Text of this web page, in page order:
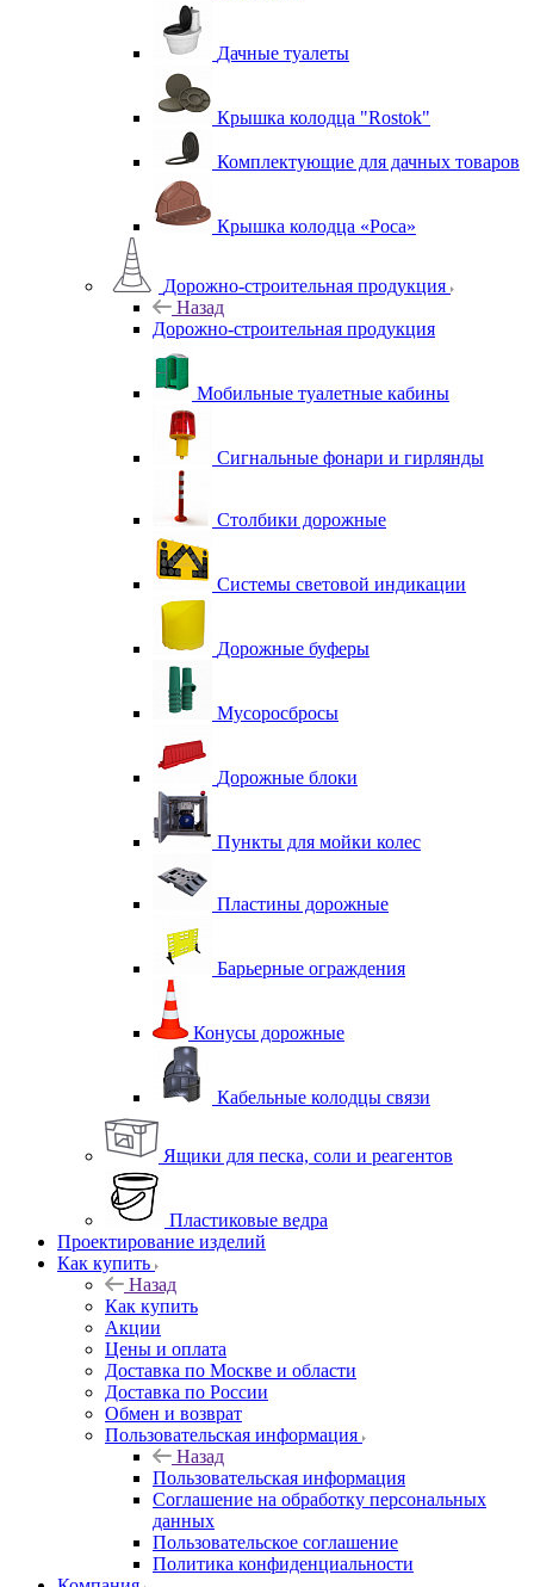
Дачные туалеты
Крышка колодца "Rostok"
Комплектующие для дачных товаров
Крышка колодца «Роса»
Дорожно-строительная продукция
Назад
Дорожно-строительная продукция
Мобильные туалетные кабины
Сигнальные фонари и гирлянды
Столбики дорожные
Системы световой индикации
Дорожные буферы
Мусоросбросы
Дорожные блоки
Пункты для мойки колес
Пластины дорожные
Барьерные ограждения
Конусы дорожные
Кабельные колодцы связи
Ящики для песка, соли и реагентов
Пластиковые ведра
Проектирование изделий
Как купить
Назад
Как купить
Акции
Цены и оплата
Доставка по Москве и области
Доставка по России
Обмен и возврат
Пользовательская информация
Назад
Пользовательская информация
Соглашение на обработку персональных
данных
Пользовательское соглашение
Политика конфиденциальности